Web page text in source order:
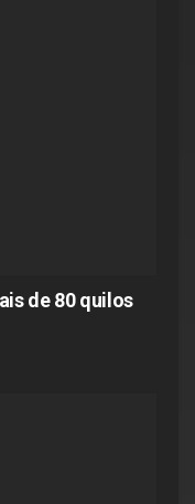
de 80 quilos